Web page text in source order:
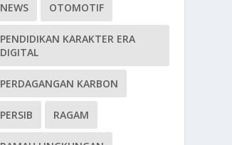
NEWS OTOMOTIF
PENDIDIKAN KARAKTER ERA
DIGITAL
PERDAGANGAN KARBON
PERSIB RAGAM